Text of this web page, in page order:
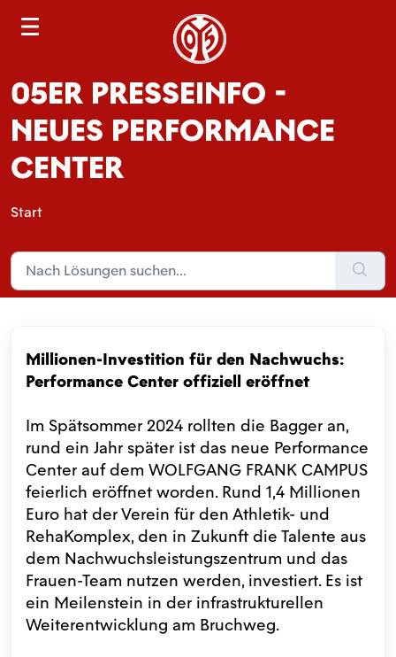
05ER PRESSEINFO -
NEUES PERFORMANCE
CENTER
Start
Millionen-Investition für den Nachwuchs:
Performance Center offiziell eröffnet
Im Spätsommer 2024 rollten die Bagger an,
rund ein Jahr später ist das neue Performance
Center auf dem WOLFGANG FRANK CAMPUS
feierlich eröffnet worden. Rund 1,4 Millionen
Euro hat der Verein für den Athletik- und
RehaKomplex, den in Zukunft die Talente aus
dem Nachwuchsleistungszentrum und das
Frauen-Team nutzen werden, investiert. Es ist
ein Meilenstein in der infrastrukturellen
Weiterentwicklung am Bruchweg.